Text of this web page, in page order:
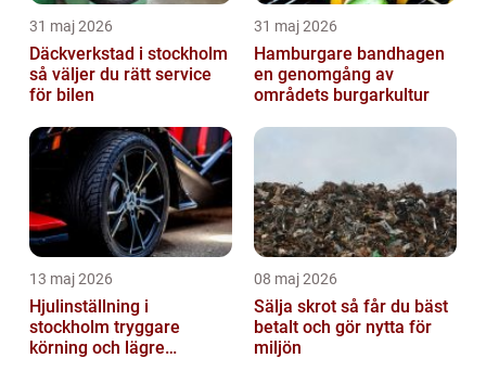
31 maj 2026
Däckverkstad i stockholm
så väljer du rätt service
för bilen
31 maj 2026
Hamburgare bandhagen
en genomgång av
områdets burgarkultur
13 maj 2026
Hjulinställning i
stockholm tryggare
körning och lägre
08 maj 2026
Sälja skrot så får du bäst
betalt och gör nytta för
miljön